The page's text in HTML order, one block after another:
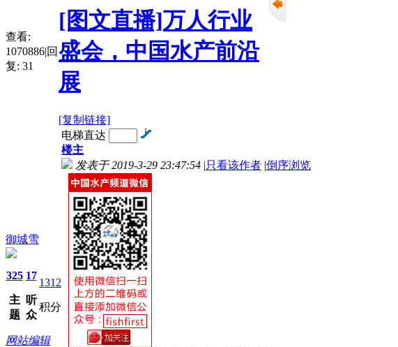
查看:
1070886|回
复: 31
[图文直播]万人行业
盛会，中国水产前沿
展
[复制链接]
御城雪
325
主
题
17
听
众
1312
积分
网站编辑
电梯直达
楼主
发表于 2019-3-29 23:47:54 |只看该作者 |倒序浏览